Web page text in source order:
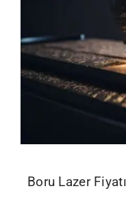
Boru Lazer Fiyatı